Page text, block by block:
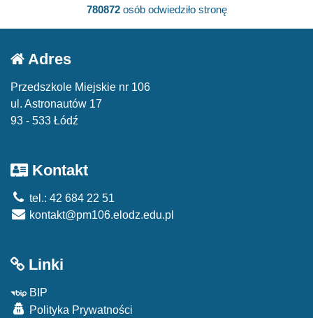
780872osób odwiedziło stronę
Adres
Przedszkole Miejskie nr 106
ul. Astronautów 17
93 - 533 Łódź
Kontakt
tel.: 42 684 22 51
kontakt@pm106.elodz.edu.pl
Linki
BIP
Polityka Prywatności